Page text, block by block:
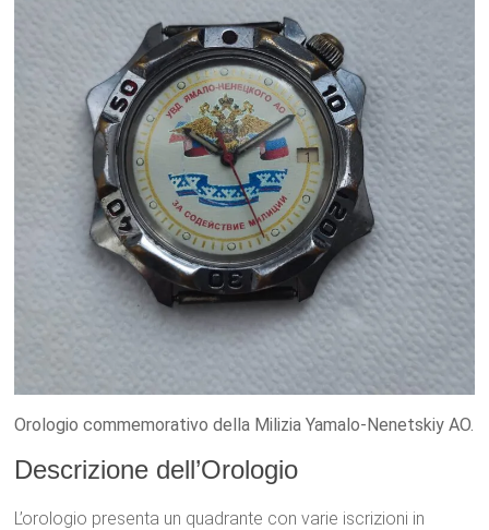
Orologio commemorativo della Milizia Yamalo-Nenetskiy AO.
Descrizione dell’Orologio
L’orologio presenta un quadrante con varie iscrizioni in